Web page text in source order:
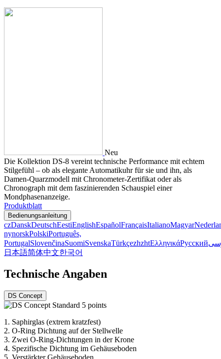
Neu
Die Kollektion DS-8 vereint technische Performance mit echtem
Stilgefühl – ob als elegante Automatikuhr für sie und ihn, als
Damen-Quarzmodell mit Chronometer-Zertifikat oder als
Chronograph mit dem faszinierenden Schauspiel einer
Mondphasenanzeige.
Produktblatt
Bedienungsanleitung
czDanskDeutschEestiEnglishEspañolFrançaisItalianoMagyar
nynorskPolskiPortuguês,
PortugalSlovenčinaSuomiSvenskaTürkçezhzhtΕλληνικάРусский
日本語简体中文한국어
Technische Angaben
DS Concept
1. Saphirglas (extrem kratzfest)
2. O-Ring Dichtung auf der Stellwelle
3. Zwei O-Ring-Dichtungen in der Krone
4. Spezifische Dichtung im Gehäuseboden